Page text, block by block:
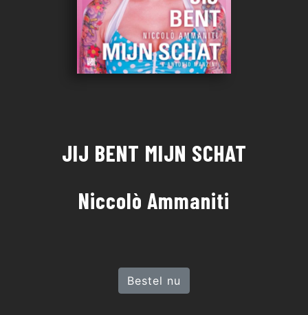
JIJ BENT MIJN SCHAT
Niccolò Ammaniti
Bestel nu